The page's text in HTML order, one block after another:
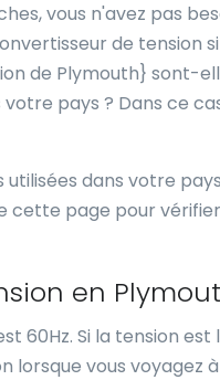
vous n'avez pas
de tension
de Plymouth} sont-
pays ? Dans ce
dans votre
cette page pour
en
60Hz. Si la tension
lorsque vous voyagez